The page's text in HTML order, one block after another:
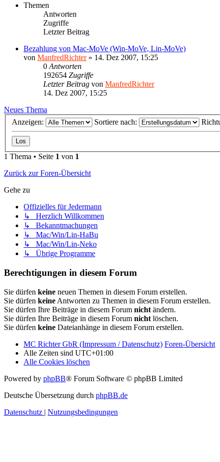
Themen
Antworten
Zugriffe
Letzter Beitrag
Bezahlung von Mac-MoVe (Win-MoVe, Lin-MoVe)
von ManfredRichter» 14. Dez 2007, 15:25
0 Antworten
192654 Zugriffe
Letzter Beitrag von ManfredRichter
14. Dez 2007, 15:25
Neues Thema
Anzeigen:
Sortiere nach:
1 Thema • Seite 1 von 1
Zurück zur Foren-Übersicht
Gehe zu
Offizielles für Jedermann
↳ Herzlich Willkommen
↳ Bekanntmachungen
↳ Mac/Win/Lin-HaBu
↳ Mac/Win/Lin-Neko
↳ Übrige Programme
Berechtigungen in diesem Forum
Sie dürfen keine neuen Themen in diesem Forum erstellen.
Sie dürfen keine Antworten zu Themen in diesem Forum erstellen.
Sie dürfen Ihre Beiträge in diesem Forum nicht ändern.
Sie dürfen Ihre Beiträge in diesem Forum nicht löschen.
Sie dürfen keine Dateianhänge in diesem Forum erstellen.
MC Richter GbR (Impressum / Datenschutz) Foren-Übersicht
Alle Zeiten sind UTC+01:00
Alle Cookies löschen
Powered by phpBB® Forum Software © phpBB Limited
Deutsche Übersetzung durch phpBB.de
Datenschutz | Nutzungsbedingungen